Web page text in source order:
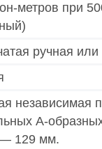
метров при
ручная
независимая
А-
129 мм.